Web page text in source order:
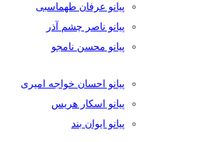
پیانو عرفان طهماسبی
پیانو ناصر چشم آذر
پیانو محسن نامجو
پیانو احسان خواجه امیری
پیانو اسکار هریس
پیانو ایوان بند